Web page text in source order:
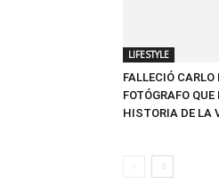
LIFESTYLE
FALLECIÓ CARLO
FOTÓGRAFO
HISTORIA DE LA